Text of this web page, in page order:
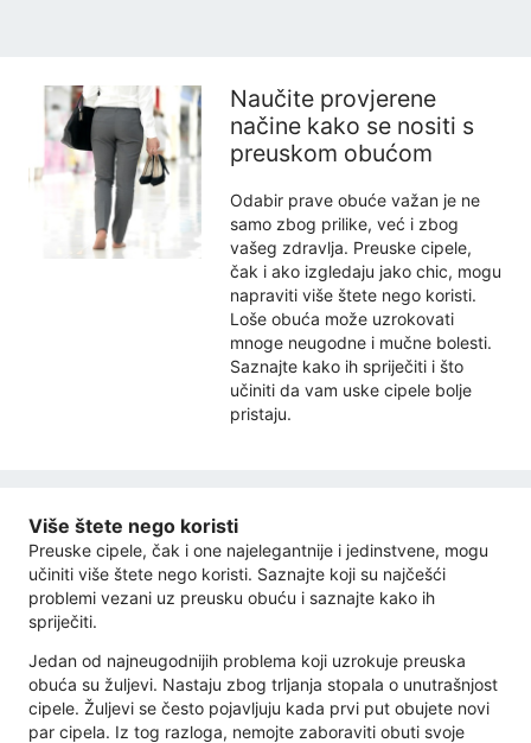
Naučite provjerene
načine kako se nositi s
preuskom obućom
Odabir prave obuće važan je ne
samo zbog prilike, već i zbog
vašeg zdravlja. Preuske cipele,
čak i ako izgledaju jako chic, mogu
napraviti više štete nego koristi.
Loše obuća može uzrokovati
mnoge neugodne i mučne bolesti.
Saznajte kako ih spriječiti i što
učiniti da vam uske cipele bolje
pristaju.
Više štete nego koristi
Preuske cipele, čak i one najelegantnije i jedinstvene, mogu
učiniti više štete nego koristi. Saznajte koji su najčešći
problemi vezani uz preusku obuću i saznajte kako ih
spriječiti.
Jedan od najneugodnijih problema koji uzrokuje preuska
obuća su žuljevi. Nastaju zbog trljanja stopala o unutrašnjost
cipele. Žuljevi se često pojavljuju kada prvi put obujete novi
par cipela. Iz tog razloga, nemojte zaboraviti obuti svoje